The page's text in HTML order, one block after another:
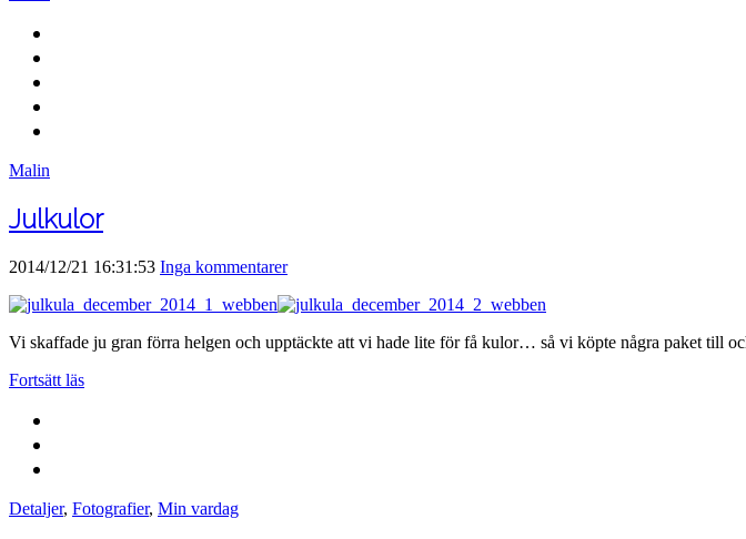
Malin
Julkulor
2014/12/21 16:31:53 Inga kommentarer
Vi skaffade ju gran förra helgen och upptäckte att vi hade lite för få kulor… så vi köpte några paket till
Fortsätt läs
Detaljer, Fotografier, Min vardag